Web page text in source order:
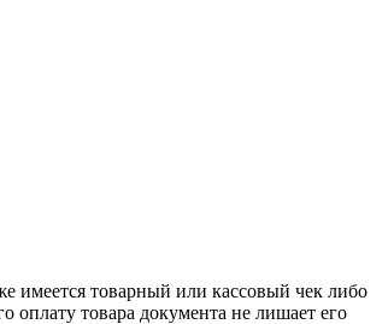
имеется товарный или кассовый чек либо
оплату товара документа не лишает его